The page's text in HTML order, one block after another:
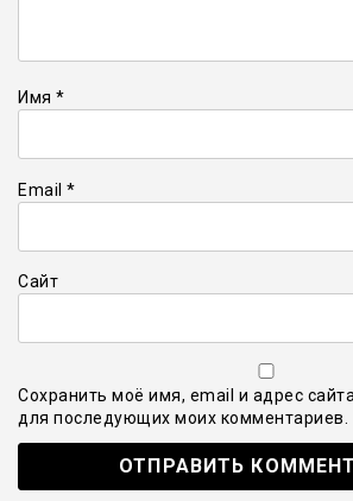
Имя *
Email *
Сайт
Сохранить моё имя, email и адрес
для последующих моих комментариев.